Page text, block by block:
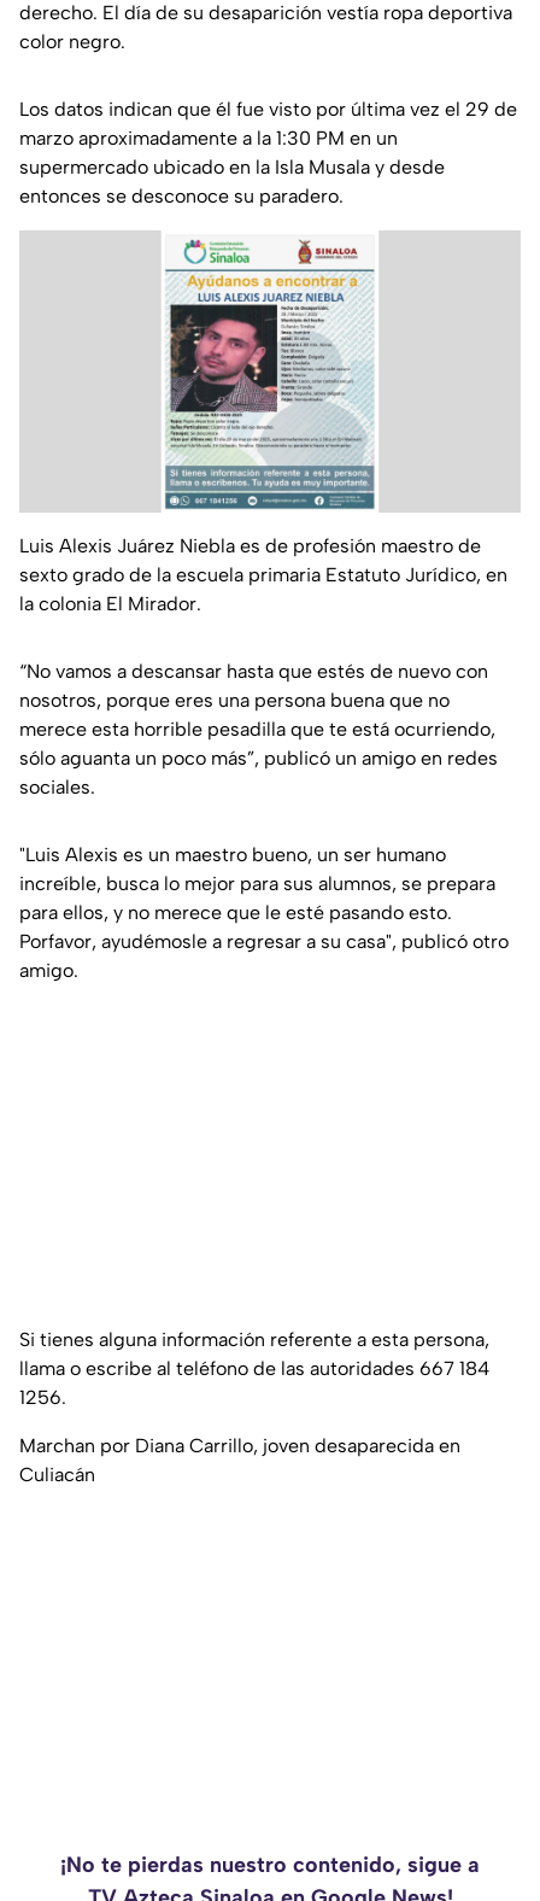
derecho. El día de su desaparición vestía ropa deportiva
color negro.
Los datos indican que él fue visto por última vez el 29 de
marzo aproximadamente a la 1:30 PM en un
supermercado ubicado en la Isla Musala y desde
entonces se desconoce su paradero.
Luis Alexis Juárez Niebla es de profesión maestro de
sexto grado de la escuela primaria Estatuto Jurídico, en
la colonia El Mirador.
“No vamos a descansar hasta que estés de nuevo con
nosotros, porque eres una persona buena que no
merece esta horrible pesadilla que te está ocurriendo,
sólo aguanta un poco más”, publicó un amigo en redes
sociales.
"Luis Alexis es un maestro bueno, un ser humano
increíble, busca lo mejor para sus alumnos, se prepara
para ellos, y no merece que le esté pasando esto.
Porfavor, ayudémosle a regresar a su casa", publicó otro
amigo.
Si tienes alguna información referente a esta persona,
llama o escribe al teléfono de las autoridades 667 184
1256.
Marchan por Diana Carrillo, joven desaparecida en
Culiacán
¡No te pierdas nuestro contenido, sigue a